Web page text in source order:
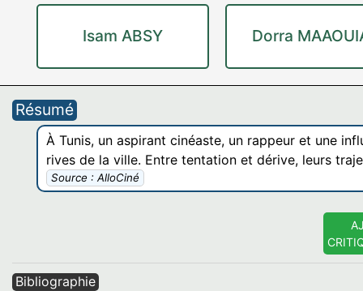
Isam ABSY Dorra
Résumé
À Tunis, un aspirant cinéaste, un rappeur et une
rives de la ville. Entre tentation et dérive, leurs
Source : AlloCiné
Bibliographie